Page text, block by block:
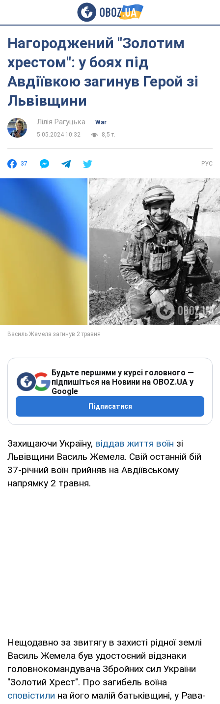
Нагороджений "Золотим
хрестом": у боях під
Авдіївкою загинув Герой зі
Львівщини
Лілія Рагуцька
War
5.05.2024 10:32
8,5 т.
37 РУС
Будьте першими у курсі головного —
підпишіться на Новини на OBOZ.UA у
Google
Підписатися
Захищаючи Україну, віддав життя воїн зі
Львівщини Василь Жемела. Свій останній бій
37-річний воїн прийняв на Авдіївському
напрямку 2 травня.
Нещодавно за звитягу в захисті рідної землі
Василь Жемела був удостоєний відзнаки
головнокомандувача Збройних сил України
"Золотий Хрест". Про загибель воїна
сповістили на його малій батьківщині, у Рава-